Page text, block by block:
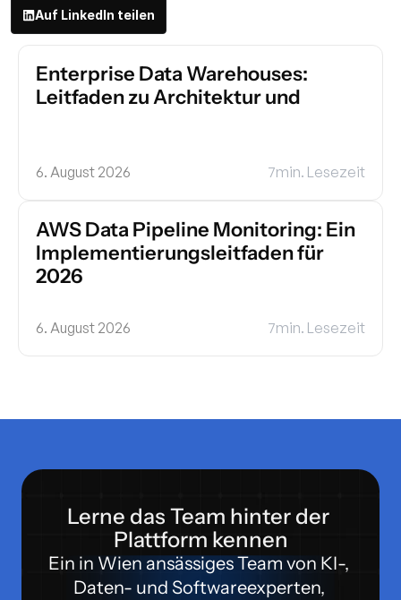
Auf LinkedIn teilen
Enterprise Data Warehouses:
Leitfaden zu Architektur und
6. August 2026 7min. Lesezeit
AWS Data Pipeline Monitoring: Ein
Implementierungsleitfaden für
2026
6. August 2026 7min. Lesezeit
Lerne das Team hinter der
Plattform kennen
Ein in Wien ansässiges Team von KI-,
Daten- und Softwareexperten,